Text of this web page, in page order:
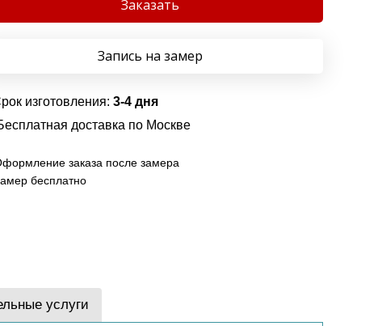
Заказать
Запись на замер
изготовления: 3-4 дня
доставка по Москве
заказа после замера
бесплатно
услуги